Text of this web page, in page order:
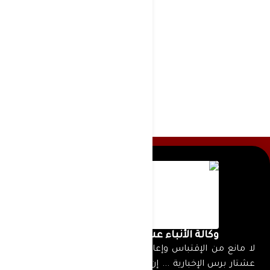
وكالة الأنباء عشتار برس الإخبارية
لا مانع من الإقتباس وإعادة النشر شريطة ذكر المصدر
عشتار برس الإخبارية ... إن ما ينشر من أخبار ومقالات لا